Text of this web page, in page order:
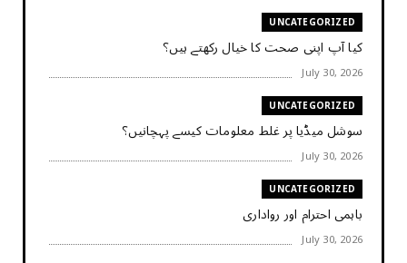
UNCATEGORIZED
کیا آپ اپنی صحت کا خیال رکھتے ہیں؟
July 30, 2026
UNCATEGORIZED
سوشل میڈیا پر غلط معلومات کیسے پہچانیں؟
July 30, 2026
UNCATEGORIZED
باہمی احترام اور رواداری
July 30, 2026